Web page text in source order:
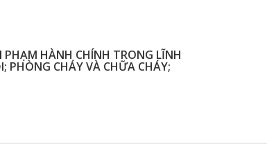
HÀNH CHÍNH TRONG LĨNH
PHÒNG CHÁY VÀ CHỮA CHÁY;